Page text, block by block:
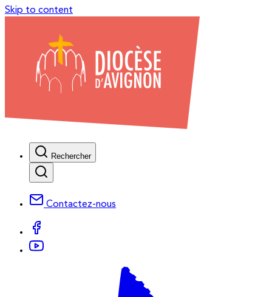
Skip to content
Rechercher
Contactez-nous